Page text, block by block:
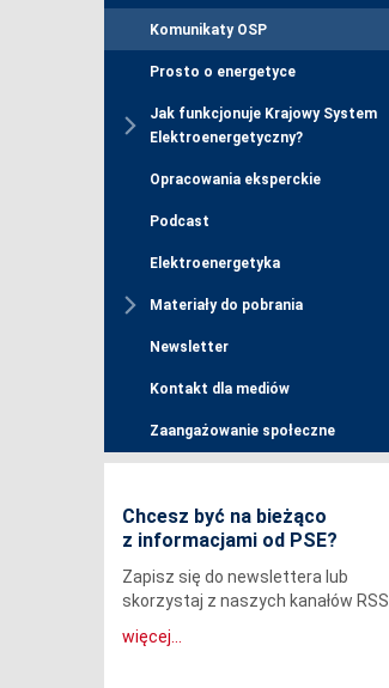
Komunikaty OSP
Prosto o energetyce
Jak funkcjonuje Krajowy System
Elektroenergetyczny?
Opracowania eksperckie
Podcast
Elektroenergetyka
Materiały do pobrania
Newsletter
Kontakt dla mediów
Zaangażowanie społeczne
Chcesz być na bieżąco
z informacjami od PSE?
Zapisz się do newslettera lub
skorzystaj z naszych kanałów RSS.
więcej...